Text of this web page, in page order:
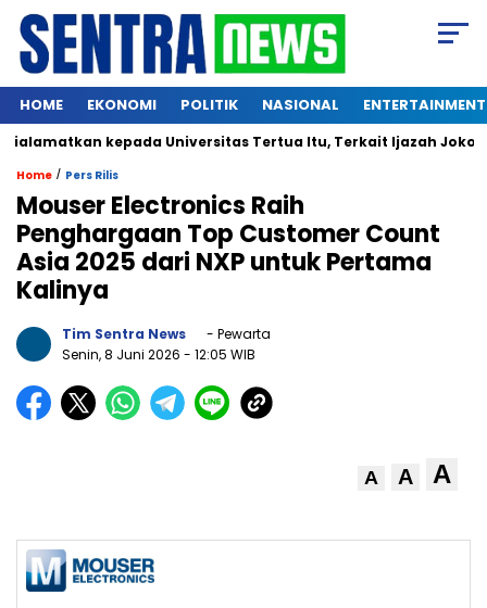
HOME EKONOMI POLITIK NASIONAL ENTERTAINMENT
kepada Universitas Tertua Itu, Terkait Ijazah Jokowi
Home / Pers Rilis
Mouser Electronics Raih
Penghargaan Top Customer Count
Asia 2025 dari NXP untuk Pertama
Kalinya
Tim Sentra News
- Pewarta
Senin, 8 Juni 2026 - 12:05 WIB
A A A